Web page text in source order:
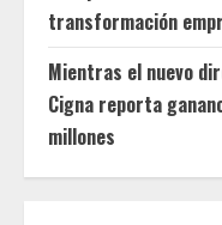
transformación
Mientras el nuevo
Cigna reporta
millones